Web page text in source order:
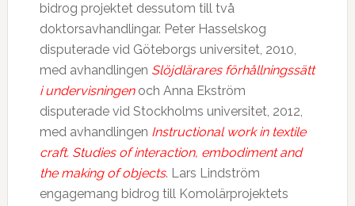
bidrog projektet dessutom till två
doktorsavhandlingar. Peter Hasselskog
disputerade vid Göteborgs universitet, 2010,
med avhandlingen Slöjdlärares förhållningssätt
i undervisningenoch Anna Ekström
disputerade vid Stockholms universitet, 2012,
med avhandlingen Instructional work in textile
craft. Studies of interaction, embodiment and
the making of objects. Lars Lindström
engagemang bidrog till Komolärprojektets